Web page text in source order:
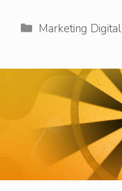
Categorias
Marketing Digital